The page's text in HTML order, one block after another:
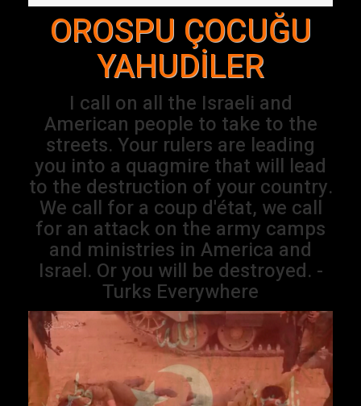
OROSPU ÇOCUĞU
YAHUDİLER
I call on all the Israeli and
American people to take to the
streets. Your rulers are leading
you into a quagmire that will lead
to the destruction of your country.
We call for a coup d'état, we call
for an attack on the army camps
and ministries in America and
Israel. Or you will be destroyed. -
Turks Everywhere